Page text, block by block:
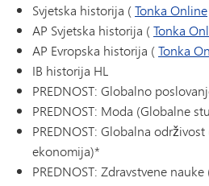
Svjetska historija (Tonka Online
AP Svjetska historija (Tonka
AP Evropska historija (Tonka
IB historija HL
PREDNOST: Globalno
PREDNOST: Moda (Globalne
PREDNOST: Globalna
ekonomija)*
PREDNOST: Zdravstvene